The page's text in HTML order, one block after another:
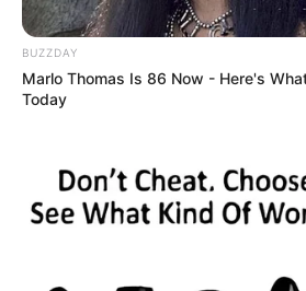
BUZZDAY
Marlo Thomas Is 86 Now - Here's
Today